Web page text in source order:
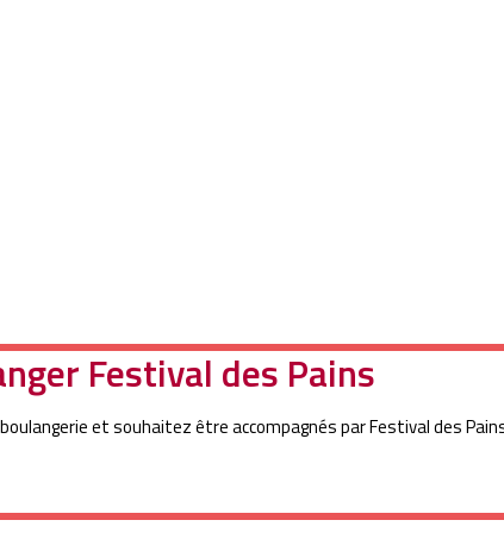
Festival des Pains
et souhaitez être accompagnés par Festival des